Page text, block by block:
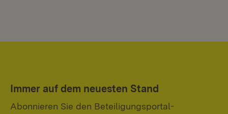
Immer auf dem neuesten Stand
Abonnieren Sie den Beteiligungsportal-